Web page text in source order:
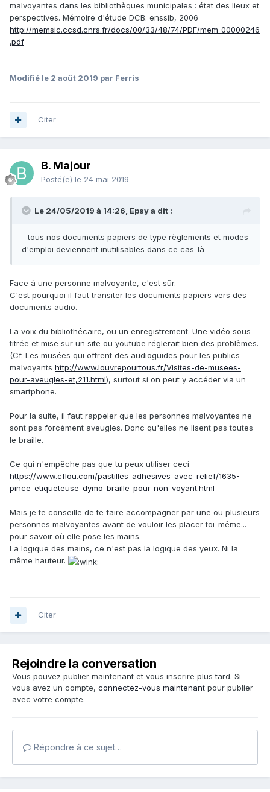
malvoyantes dans les bibliothèques municipales : état des lieux et
perspectives. Mémoire d'étude DCB. enssib, 2006
http://memsic.ccsd.cnrs.fr/docs/00/33/48/74/PDF/mem_00000246
.pdf
Modifié le 2 août 2019 par Ferris
Citer
B. Majour
Posté(e) le 24 mai 2019
Le 24/05/2019 à 14:26, Epsy a dit :
- tous nos documents papiers de type règlements et modes
d'emploi deviennent inutilisables dans ce cas-là
Face à une personne malvoyante, c'est sûr.
C'est pourquoi il faut transiter les documents papiers vers des
documents audio.
La voix du bibliothécaire, ou un enregistrement. Une vidéo sous-
titrée et mise sur un site ou youtube réglerait bien des problèmes.
(Cf. Les musées qui offrent des audioguides pour les publics
malvoyants http://www.louvrepourtous.fr/Visites-de-musees-
pour-aveugles-et,211.html), surtout si on peut y accéder via un
smartphone.
Pour la suite, il faut rappeler que les personnes malvoyantes ne
sont pas forcément aveugles. Donc qu'elles ne lisent pas toutes
le braille.
Ce qui n'empêche pas que tu peux utiliser ceci
https://www.cflou.com/pastilles-adhesives-avec-relief/1635-
pince-etiqueteuse-dymo-braille-pour-non-voyant.html
Mais je te conseille de te faire accompagner par une ou plusieurs
personnes malvoyantes avant de vouloir les placer toi-même...
pour savoir où elle pose les mains.
La logique des mains, ce n'est pas la logique des yeux. Ni la
même hauteur.
Citer
Rejoindre la conversation
Vous pouvez publier maintenant et vous inscrire plus tard. Si
vous avez un compte, connectez-vous maintenant pour publier
avec votre compte.
Répondre à ce sujet…